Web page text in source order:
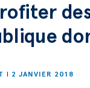
2 JANVIER 2018